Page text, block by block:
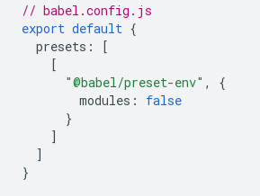
// babel.config.js
export default {
presets :
[
[
"@babel/preset-env" ,
{
modules :
false
}
]
]
}